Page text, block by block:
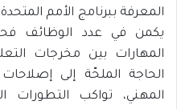
المعرفة ببرنامج الأمم المتحدة
يكمن في عدد الوظائف
المهارات بين مخرجات
الحاجة الملحّة إلى
المهني، تواكب التطورات